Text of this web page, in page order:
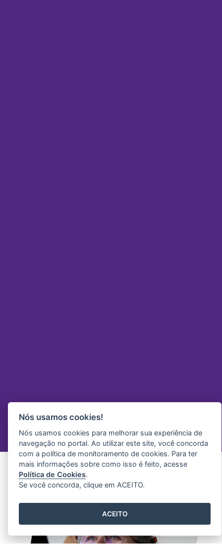
Nós usamos cookies!
Nós usamos cookies para melhorar sua experiência de
navegação no portal. Ao utilizar este site, você concorda
com a política de monitoramento de cookies. Para ter
mais informações sobre como isso é feito, acesse
Política de Cookies.
Se você concorda, clique em ACEITO.
ACEITO